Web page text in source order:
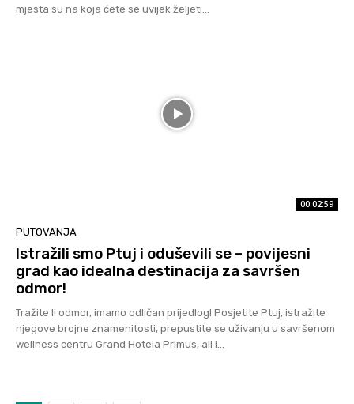
mjesta su na koja ćete se uvijek željeti...
00:02:59
PUTOVANJA
Istražili smo Ptuj i oduševili se – povijesni
grad kao idealna destinacija za savršen
odmor!
Tražite li odmor, imamo odličan prijedlog! Posjetite Ptuj, istražite
njegove brojne znamenitosti, prepustite se uživanju u savršenom
wellness centru Grand Hotela Primus, ali i...